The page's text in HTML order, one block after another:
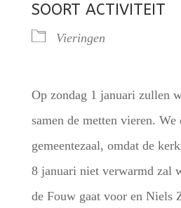
SOORT ACTIVITEIT
Vieringen
Op zondag 1 januari zullen
samen de metten vieren.
gemeentezaal, omdat de
8 januari niet verwarmd zal
de Fouw gaat voor en Niels